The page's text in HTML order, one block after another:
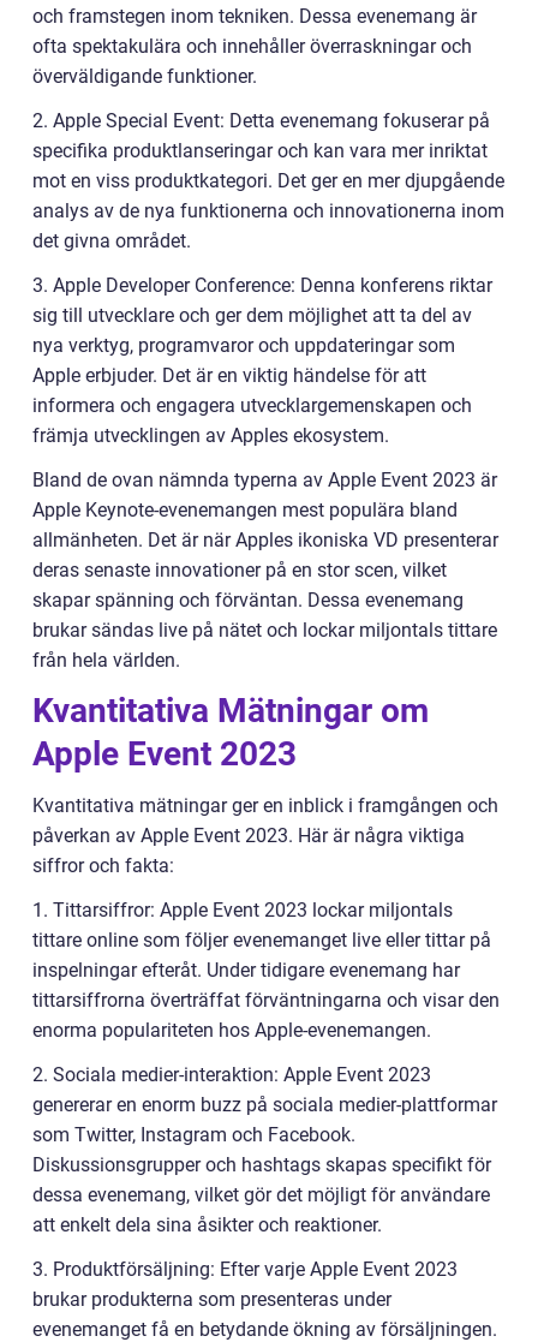
och framstegen inom tekniken. Dessa evenemang är
ofta spektakulära och innehåller överraskningar och
överväldigande funktioner.
2. Apple Special Event: Detta evenemang fokuserar på
specifika produktlanseringar och kan vara mer inriktat
mot en viss produktkategori. Det ger en mer djupgående
analys av de nya funktionerna och innovationerna inom
det givna området.
3. Apple Developer Conference: Denna konferens riktar
sig till utvecklare och ger dem möjlighet att ta del av
nya verktyg, programvaror och uppdateringar som
Apple erbjuder. Det är en viktig händelse för att
informera och engagera utvecklargemenskapen och
främja utvecklingen av Apples ekosystem.
Bland de ovan nämnda typerna av Apple Event 2023 är
Apple Keynote-evenemangen mest populära bland
allmänheten. Det är när Apples ikoniska VD presenterar
deras senaste innovationer på en stor scen, vilket
skapar spänning och förväntan. Dessa evenemang
brukar sändas live på nätet och lockar miljontals tittare
från hela världen.
Kvantitativa Mätningar om
Apple Event 2023
Kvantitativa mätningar ger en inblick i framgången och
påverkan av Apple Event 2023. Här är några viktiga
siffror och fakta:
1. Tittarsiffror: Apple Event 2023 lockar miljontals
tittare online som följer evenemanget live eller tittar på
inspelningar efteråt. Under tidigare evenemang har
tittarsiffrorna överträffat förväntningarna och visar den
enorma populariteten hos Apple-evenemangen.
2. Sociala medier-interaktion: Apple Event 2023
genererar en enorm buzz på sociala medier-plattformar
som Twitter, Instagram och Facebook.
Diskussionsgrupper och hashtags skapas specifikt för
dessa evenemang, vilket gör det möjligt för användare
att enkelt dela sina åsikter och reaktioner.
3. Produktförsäljning: Efter varje Apple Event 2023
brukar produkterna som presenteras under
evenemanget få en betydande ökning av försäljningen.